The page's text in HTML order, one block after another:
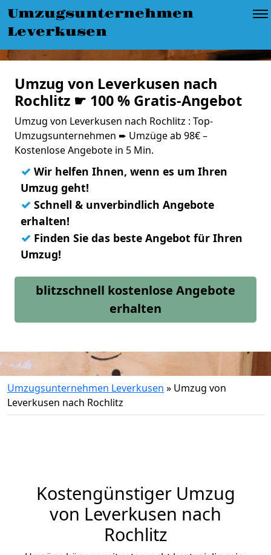
Umzugsunternehmen
Leverkusen
Umzug von Leverkusen nach
Rochlitz ☛ 100 % Gratis-Angebot
Umzug von Leverkusen nach Rochlitz : Top-
Umzugsunternehmen ➨ Umzüge ab 98€ –
Kostenlose Angebote in 5 Min.
✓ Wir helfen Ihnen, wenn es um Ihren
Umzug geht!
✓ Schnell & unverbindlich Angebote
erhalten!
✓ Finden Sie das beste Angebot für Ihren
Umzug!
blitzschnell kostenlose Angebote
erhalten
Umzugsunternehmen Leverkusen » Umzug von
Leverkusen nach Rochlitz
Kostengünstiger Umzug
von Leverkusen nach
Rochlitz